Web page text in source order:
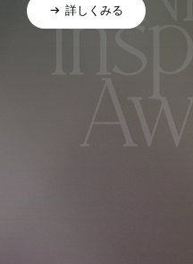
詳しくみる